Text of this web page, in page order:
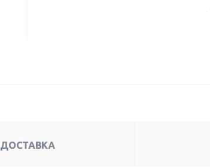
ДОСТАВКА